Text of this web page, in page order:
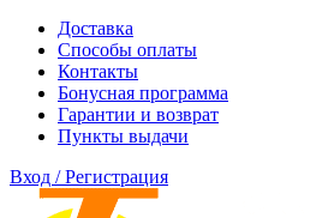
Доставка
Способы оплаты
Контакты
Бонусная программа
Гарантии и возврат
Пункты выдачи
Вход / Регистрация